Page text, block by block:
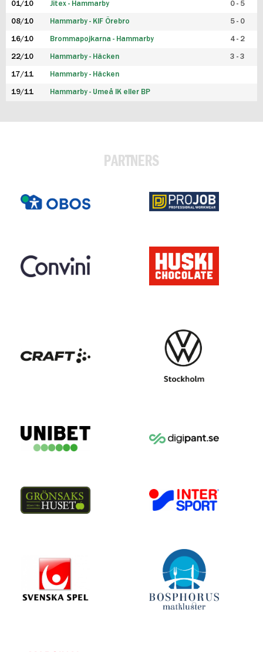
01/10 Jitex - Hammarby 0 - 5
08/10 Hammarby - KIF Örebro 5 - 0
16/10 Brommapojkarna - Hammarby 4 - 2
22/10 Hammarby - Häcken 3 - 3
17/11 Hammarby - Häcken
19/11 Hammarby - Umeå IK eller BP
PARTNERS